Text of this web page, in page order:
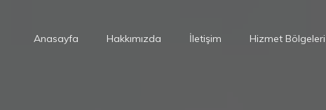
Anasayfa Hakkımızda İletişim Hizmet Bölgeleri